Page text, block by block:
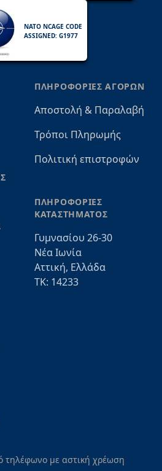
NATO NCAGE CODE
ASSIGNED: G1977
ΠΛΗΡΟΦΟΡΙΕΣ ΑΓΟΡΩΝ
Αποστολή & Παραλαβή
Τρόποι Πληρωμής
Πολιτική επιστροφών
ΠΛΗΡΟΦΟΡΙΕΣ
ΚΑΤΑΣΤΗΜΑΤΟΣ
Γυμνασίου 26-30
Νέα Ιωνία
Αττική, Ελλάδα
ΤΚ: 14233
τηλέφωνο με αστική χρέωση